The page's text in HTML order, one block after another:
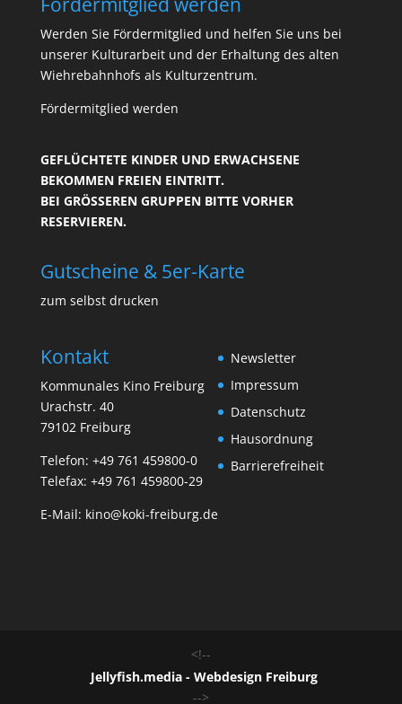
Werden Sie Fördermitglied und helfen Sie uns bei
unserer Kulturarbeit und der Erhaltung des alten
Wiehrebahnhofs als Kulturzentrum.
Fördermitglied werden
GEFLÜCHTETE KINDER UND ERWACHSENE
BEKOMMEN FREIEN EINTRITT.
BEI GRÖSSEREN GRUPPEN BITTE VORHER R
ESERVIEREN.
Gutscheine & 5er-Karte
zum selbst drucken
Kontakt
Kommunales Kino Freiburg
Urachstr. 40
79102 Freiburg
Telefon: +49 761 459800-0
Telefax: +49 761 459800-29
E-Mail: kino@koki-freiburg.de
Newsletter
Impressum
Datenschutz
Hausordnung
Barrierefreiheit
<!--
Jellyfish.media - Webdesign Freiburg
-->